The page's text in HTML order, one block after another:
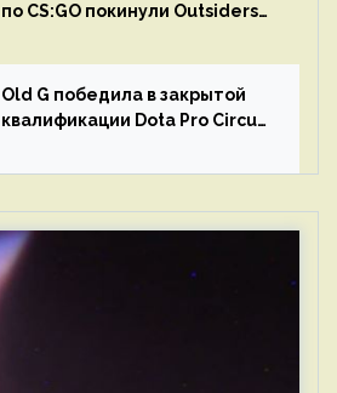
по CS:GO покинули Outsiders
Old G победила в закрытой
квалификации Dota Pro Circuit